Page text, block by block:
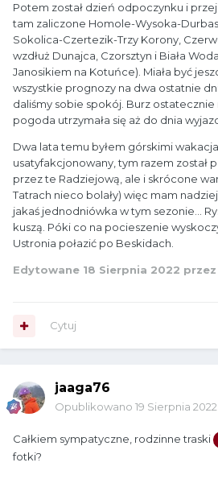
Potem został dzień odpoczynku i
tam zaliczone Homole-Wysoka-
Sokolica-Czertezik-Trzy Korony,
wzdłuż Dunajca, Czorsztyn i Biała
Janosikiem na Kotuńce). Miała być
wszystkie prognozy na dwa ostatnie
daliśmy sobie spokój. Burz
pogoda utrzymała się aż do dnia
Dwa lata temu byłem górskimi
usatyfakcjonowany, tym razem został
przez te Radziejową, ale i skrócone
Tatrach nieco bolały) więc mam
jakaś jednodniówka w tym sezonie...
kuszą. Póki co na pocieszenie
Ustronia połazić po Beskidach.
Edytowane 18 Sierpnia 2022
Cytuj
jaaga76
Opublikowano 19 Sierpnia 2022
Całkiem sympatyczne, rodzinne traski
fotki?